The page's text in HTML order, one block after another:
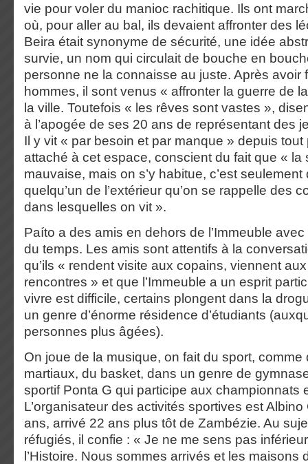
vie pour voler du manioc rachitique. Ils ont
où, pour aller au bal, ils devaient affronter des
Beira était synonyme de sécurité, une idée
survie, un nom qui circulait de bouche en
personne ne la connaisse au juste. Après avoir
hommes, il sont venus « affronter la guerre de
la ville. Toutefois « les rêves sont vastes »,
à l’apogée de ses 20 ans de représentant des
Il y vit « par besoin et par manque » depuis tout
attaché à cet espace, conscient du fait que « la
mauvaise, mais on s’y habitue, c’est
quelqu’un de l’extérieur qu’on se rappelle des
dans lesquelles on vit ».
Paíto a des amis en dehors de l’Immeuble
du temps. Les amis sont attentifs à la
qu’ils « rendent visite aux copains, viennent
rencontres » et que l’Immeuble a un esprit
vivre est difficile, certains plongent dans la
un genre d’énorme résidence d’étudiants
personnes plus âgées).
On joue de la musique, on fait du sport, comme
martiaux, du basket, dans un genre de
sportif Ponta G qui participe aux championnats
L’organisateur des activités sportives est
ans, arrivé 22 ans plus tôt de Zambézie. Au
réfugiés, il confie : « Je ne me sens pas
l’Histoire. Nous sommes arrivés et les maisons